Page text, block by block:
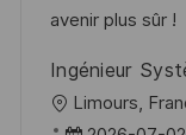
b
i
c
avenir plus sûr !
Ingénieur
U Limours,